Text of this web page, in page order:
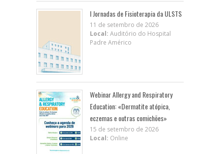
I Jornadas de Fisioterapia da ULSTS
11 de setembro de 2026
Local: Auditório do Hospital
Padre Américo
Webinar Allergy and Respiratory
Education: «Dermatite atópica,
eczemas e outras comichões»
15 de setembro de 2026
Local: Online